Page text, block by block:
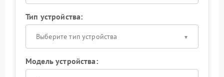
Тип устройства:
Выберите тип устройства
Модель устройства: